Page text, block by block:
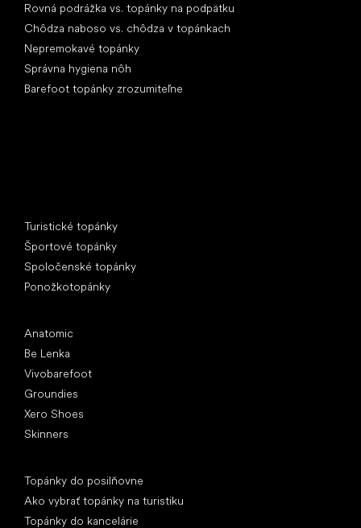
Rovná podrážka vs. topánky na podpätku
Chôdza naboso vs. chôdza v topánkach
Nepremokavé topánky
Správna hygiena nôh
Barefoot topánky zrozumiteľne
Turistické topánky
Športové topánky
Spoločenské topánky
Ponožkotopánky
Anatomic
Be Lenka
Vivobarefoot
Groundies
Xero Shoes
Skinners
Topánky do posilňovne
Ako vybrať topánky na turistiku
Topánky do kancelárie